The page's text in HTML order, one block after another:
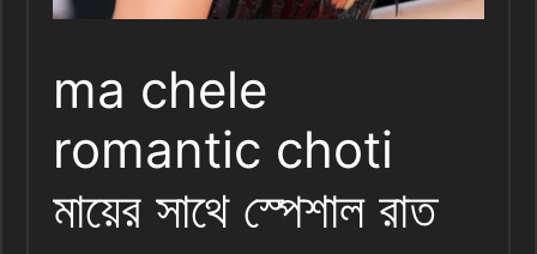
ma chele
romantic choti
মায়ের সাথে স্পেশাল রাত